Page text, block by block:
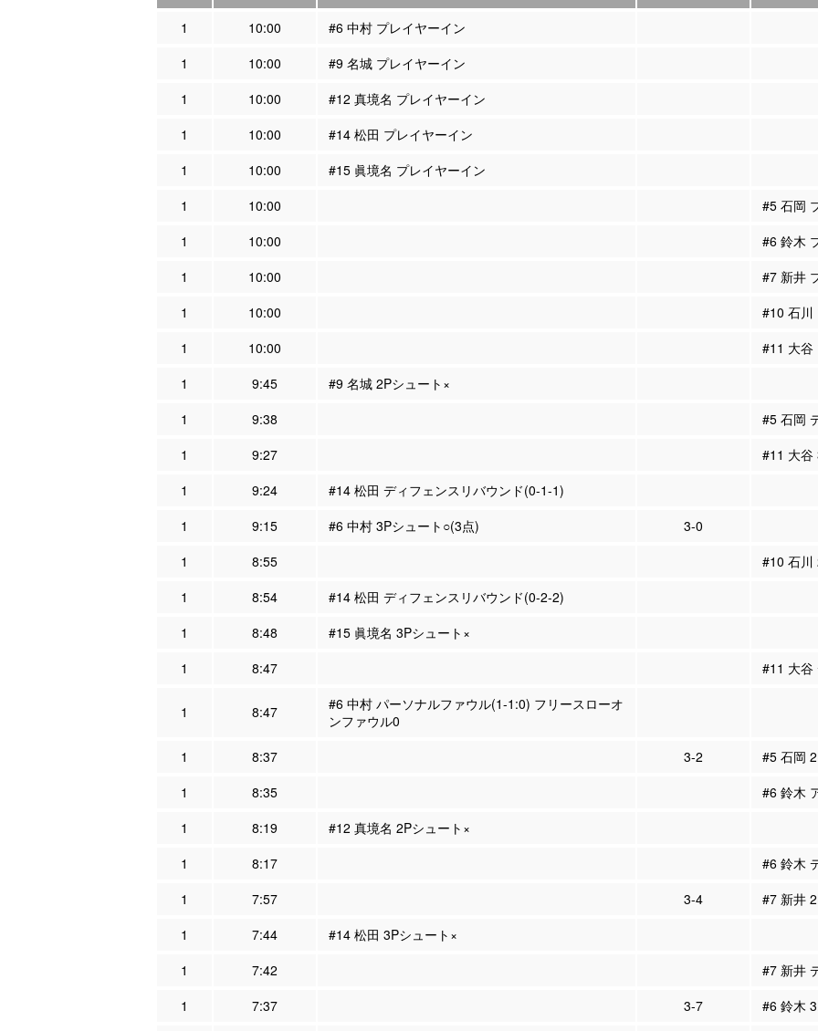
1 10:00
#6 中村 プレイヤーイン
1
10:00
#9 名城 プレイヤーイン
1
10:00
#12 真境名 プレイヤーイン
1
10:00
#14 松田 プレイヤーイン
1
10:00
#15 眞境名 プレイヤーイン
1
10:00
#5 石岡
1
10:00
#6 鈴木
1
10:00
#7 新井
1
10:00
#10 石川
1
10:00
#11 大谷
1
9:45
#9 名城 2Pシュート×
1
9:38
#5 石岡
1
9:27
#11 大谷
1
9:24
#14 松田 ディフェンスリバウンド(0-1-1)
1
9:15 #6 中村 3Pシュート○(3点)
3-0
1
8:55
#10 石川
1
8:54
#14 松田 ディフェンスリバウンド(0-2-2)
1
8:48
#15 眞境名 3Pシュート×
1
8:47 #11 大谷
1 8:47
#6 中村 パーソナルファウル(1-1:0) フリースローオ
ンファウル0
1
8:37 3-2
#5 石岡
1
8:35
#6 鈴木
1
8:19
#12 真境名 2Pシュート×
1
8:17
#6 鈴木
1
7:57 3-4
#7 新井
1
7:44
#14 松田 3Pシュート×
1
7:42
#7 新井
1
7:37 3-7 #6 鈴木